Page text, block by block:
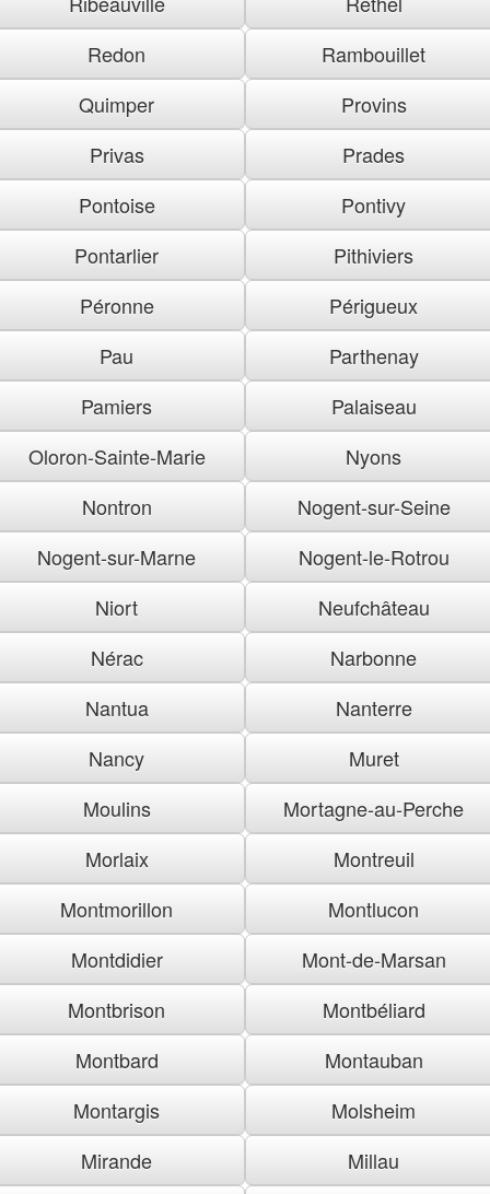
Redon
Rambouillet
Quimper
Provins
Privas
Prades
Pontoise
Pontivy
Pontarlier
Pithiviers
Péronne
Périgueux
Pau
Parthenay
Pamiers
Palaiseau
Oloron-Sainte-Marie
Nyons
Nontron
Nogent-sur-Seine
Nogent-sur-Marne
Nogent-le-Rotrou
Niort
Neufchâteau
Nérac
Narbonne
Nantua
Nanterre
Nancy
Muret
Moulins
Mortagne-au-Perche
Morlaix
Montreuil
Montmorillon
Montlucon
Montdidier
Mont-de-Marsan
Montbrison
Montbéliard
Montbard
Montauban
Montargis
Molsheim
Mirande
Millau